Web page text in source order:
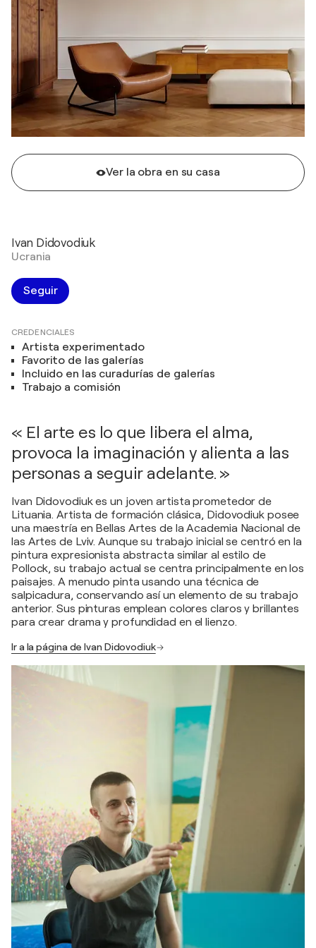
Ver la obra en su casa
Ivan Didovodiuk
Ucrania
Seguir
CREDENCIALES
Artista experimentado
Favorito de las galerías
Incluido en las curadurías de galerías
Trabajo a comisión
« El arte es lo que libera el alma,
provoca la imaginación y alienta a las
personas a seguir adelante. »
Ivan Didovodiuk es un joven artista prometedor de
Lituania. Artista de formación clásica, Didovodiuk posee
una maestría en Bellas Artes de la Academia Nacional de
las Artes de Lviv. Aunque su trabajo inicial se centró en la
pintura expresionista abstracta similar al estilo de
Pollock, su trabajo actual se centra principalmente en los
paisajes. A menudo pinta usando una técnica de
salpicadura, conservando así un elemento de su trabajo
anterior. Sus pinturas emplean colores claros y brillantes
para crear drama y profundidad en el lienzo.
Ir a la página de Ivan Didovodiuk